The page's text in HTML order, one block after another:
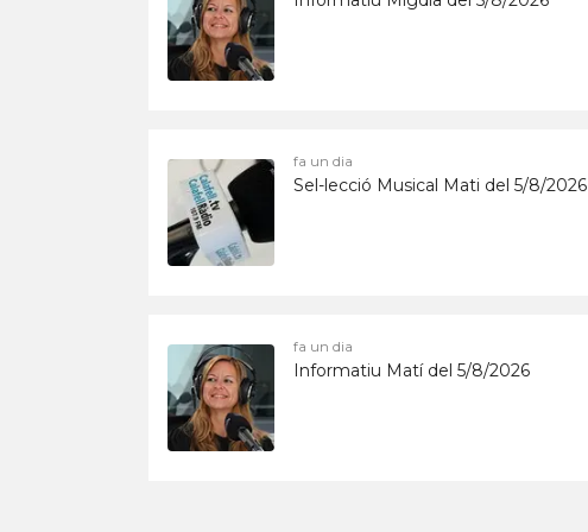
fa un dia
Sel-lecció Musical Mati del 5/8/2026
fa un dia
Informatiu Matí del 5/8/2026